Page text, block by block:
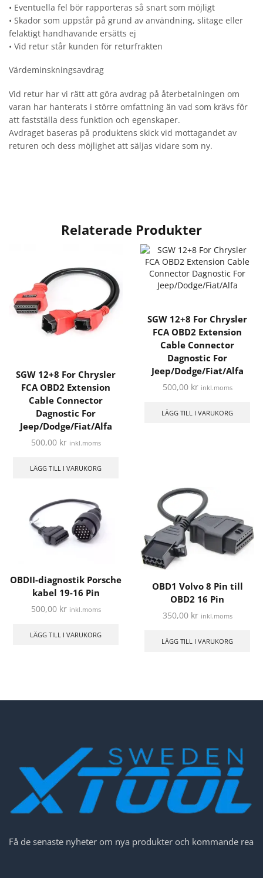
• Eventuella fel bör rapporteras så snart som möjligt
• Skador som uppstår på grund av användning, slitage eller
felaktigt handhavande ersätts ej
• Vid retur står kunden för returfrakten
Värdeminskningsavdrag
Vid retur har vi rätt att göra avdrag på återbetalningen om
varan har hanterats i större omfattning än vad som krävs för
att fastställa dess funktion och egenskaper.
Avdraget baseras på produktens skick vid mottagandet av
returen och dess möjlighet att säljas vidare som ny.
Relaterade Produkter
SGW 12+8 For Chrysler
FCA OBD2 Extension
Cable Connector
Dagnostic For
Jeep/Dodge/Fiat/Alfa
500,00 kr inkl.moms
LÄGG TILL I VARUKORG
SGW 12+8 For Chrysler
FCA OBD2 Extension
Cable Connector
Dagnostic For
Jeep/Dodge/Fiat/Alfa
500,00 kr inkl.moms
LÄGG TILL I VARUKORG
OBDII-diagnostik Porsche
kabel 19-16 Pin
500,00 kr inkl.moms
LÄGG TILL I VARUKORG
OBD1 Volvo 8 Pin till
OBD2 16 Pin
350,00 kr inkl.moms
LÄGG TILL I VARUKORG
Få de senaste nyheter om nya produkter och kommande rea